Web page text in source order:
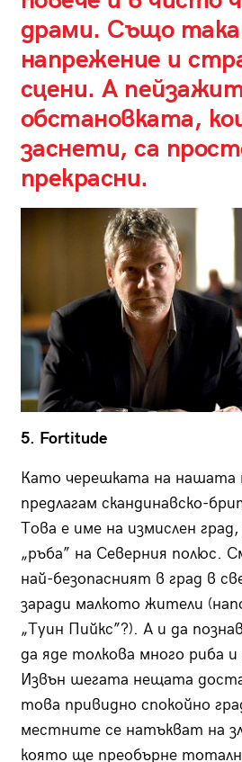
драми. Също
напрежение и
сцени. А
обстановката,
заснети, са
прекрасни.
5. Fortitude
Като черешката на нашата
предлагам скандинавско-
Това е име на измислен
„ръба” на Северния полюс.
най-безопасният в град в
заради малкото жители
„Туин Пийкс”?). А и да
да яде толкова много риба и
Извън шегата нещата
това привидно спокойно
местните се натъкват на
която ще преобърне